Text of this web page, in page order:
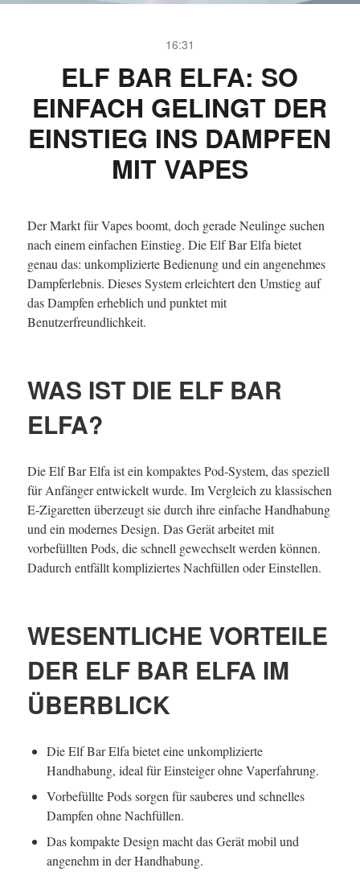
16:31
ELF BAR ELFA: SO
EINFACH GELINGT DER
EINSTIEG INS DAMPFEN
MIT VAPES
Der Markt für Vapes boomt, doch gerade Neulinge suchen
nach einem einfachen Einstieg. Die Elf Bar Elfa bietet
genau das: unkomplizierte Bedienung und ein angenehmes
Dampferlebnis. Dieses System erleichtert den Umstieg auf
das Dampfen erheblich und punktet mit
Benutzerfreundlichkeit.
WAS IST DIE ELF BAR
ELFA?
Die Elf Bar Elfa ist ein kompaktes Pod-System, das speziell
für Anfänger entwickelt wurde. Im Vergleich zu klassischen
E-Zigaretten überzeugt sie durch ihre einfache Handhabung
und ein modernes Design. Das Gerät arbeitet mit
vorbefüllten Pods, die schnell gewechselt werden können.
Dadurch entfällt kompliziertes Nachfüllen oder Einstellen.
WESENTLICHE VORTEILE
DER ELF BAR ELFA IM
ÜBERBLICK
Die Elf Bar Elfa bietet eine unkomplizierte
Handhabung, ideal für Einsteiger ohne Vaperfahrung.
Vorbefüllte Pods sorgen für sauberes und schnelles
Dampfen ohne Nachfüllen.
Das kompakte Design macht das Gerät mobil und
angenehm in der Handhabung.